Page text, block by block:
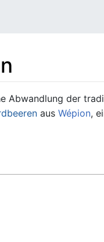
Abwandlung der
aus Wépion,